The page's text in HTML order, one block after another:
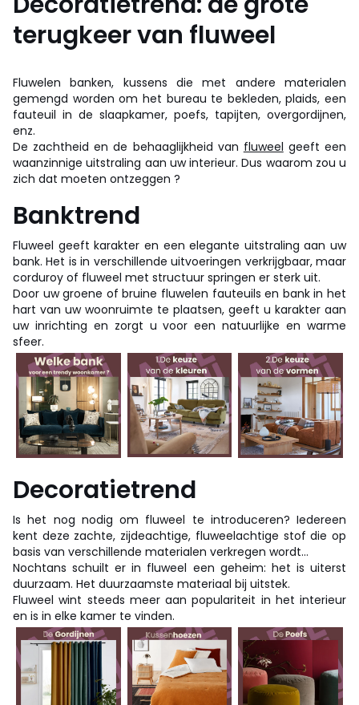
terugkeer van fluweel
Fluwelen banken, kussens die met andere materialen
gemengd worden om het bureau te bekleden, plaids, een
fauteuil in de slaapkamer, poefs, tapijten, overgordijnen,
enz.
De zachtheid en de behaaglijkheid van fluweel geeft een
waanzinnige uitstraling aan uw interieur. Dus waarom zou u
zich dat moeten ontzeggen ?
Banktrend
Fluweel geeft karakter en een elegante uitstraling aan uw
bank. Het is in verschillende uitvoeringen verkrijgbaar, maar
corduroy of fluweel met structuur springen er sterk uit.
Door uw groene of bruine fluwelen fauteuils en bank in het
hart van uw woonruimte te plaatsen, geeft u karakter aan
uw inrichting en zorgt u voor een natuurlijke en warme
sfeer.
Decoratietrend
Is het nog nodig om fluweel te introduceren? Iedereen
kent deze zachte, zijdeachtige, fluweelachtige stof die op
basis van verschillende materialen verkregen wordt…
Nochtans schuilt er in fluweel een geheim: het is uiterst
duurzaam. Het duurzaamste materiaal bij uitstek.
Fluweel wint steeds meer aan populariteit in het interieur
en is in elke kamer te vinden.